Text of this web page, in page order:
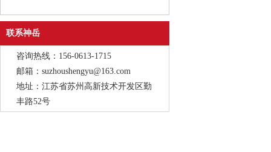
联系神岳
咨询热线：156-0613-1715
邮箱：suzhoushengyu@163.com
地址：江苏省苏州高新技术开发区勤
丰路52号